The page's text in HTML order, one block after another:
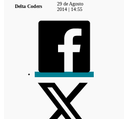
Delta Coders
29 de Agosto
2014 | 14:55